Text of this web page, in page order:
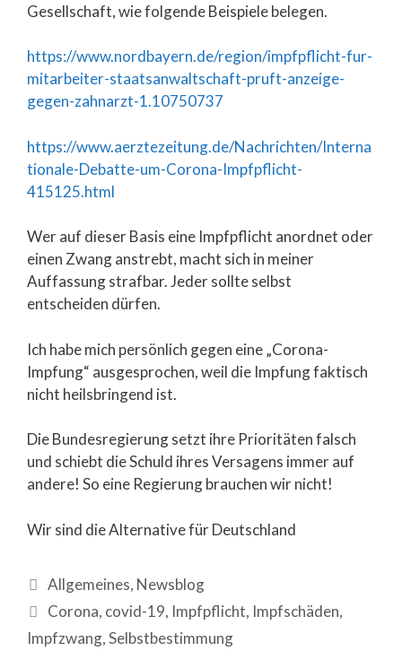
Gesellschaft, wie folgende Beispiele belegen.
https://www.nordbayern.de/region/impfpflicht-fur-
mitarbeiter-staatsanwaltschaft-pruft-anzeige-
gegen-zahnarzt-1.10750737
https://www.aerztezeitung.de/Nachrichten/Interna
tionale-Debatte-um-Corona-Impfpflicht-
415125.html
Wer auf dieser Basis eine Impfpflicht anordnet oder
einen Zwang anstrebt, macht sich in meiner
Auffassung strafbar. Jeder sollte selbst
entscheiden dürfen.
Ich habe mich persönlich gegen eine „Corona-
Impfung“ ausgesprochen, weil die Impfung faktisch
nicht heilsbringend ist.
Die Bundesregierung setzt ihre Prioritäten falsch
und schiebt die Schuld ihres Versagens immer auf
andere! So eine Regierung brauchen wir nicht!
Wir sind die Alternative für Deutschland
Allgemeines, Newsblog
Corona, covid-19, Impfpflicht, Impfschäden,
Impfzwang,Selbstbestimmung